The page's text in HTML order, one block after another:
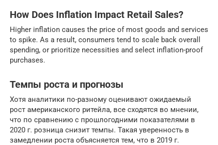
How Does Inflation Impact Retail Sales?
Higher inflation causes the price of most goods and services
to spike. As a result, consumers tend to scale back overall
spending, or prioritize necessities and select inflation-proof
purchases.
Темпы роста и прогнозы
Хотя аналитики по-разному оценивают ожидаемый
рост американского ритейла, все сходятся во мнении,
что по сравнению с прошлогодними показателями в
2020 г. розница снизит темпы. Такая уверенность в
замедлении роста объясняется тем, что в 2019 г.